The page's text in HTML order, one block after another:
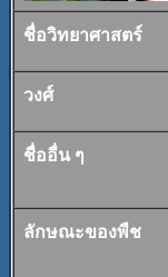
ชื่อวิทยาศาสตร์
วงศ์
ชื่ออื่น ๆ
ลักษณะของพืช